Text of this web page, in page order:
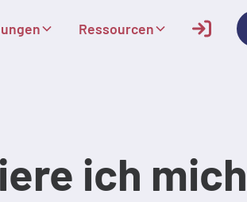
Ressourcen
ich